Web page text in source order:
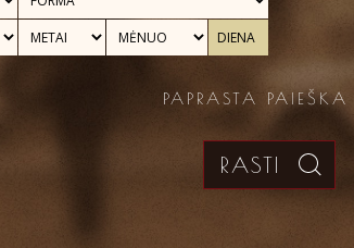
PAPRASTA PAIEŠKA